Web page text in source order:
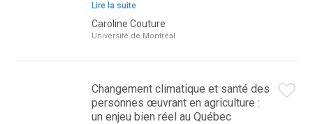
Lire la suite
Caroline Couture
Université de Montréal
Changement climatique et santé des
personnes œuvrant en agriculture :
un enjeu bien réel au Québec